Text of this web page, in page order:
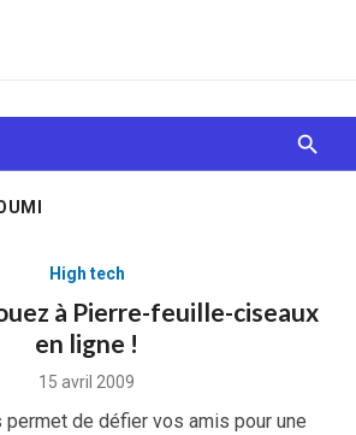
une boîte de chocolats… On
sur quoi on va tomber !
High tech
à Pierre-feuille-ciseaux
en ligne !
Posted
15 avril 2009
permet de défier vos amis pour une